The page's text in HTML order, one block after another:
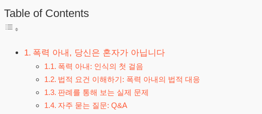
Table of Contents
폭력 아내, 당신은 혼자가 아닙니다
폭력 아내: 인식의 첫 걸음
법적 요건 이해하기: 폭력 아내의 법적 대응
판례를 통해 보는 실제 문제
자주 묻는 질문: Q&A